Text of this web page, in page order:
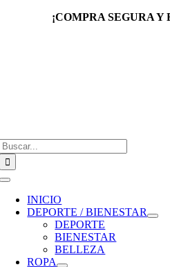
¡COMPRA SEGURA Y
Toggle
Navigation
INICIO
DEPORTE / BIENESTAR
DEPORTE
BIENESTAR
BELLEZA
ROPA